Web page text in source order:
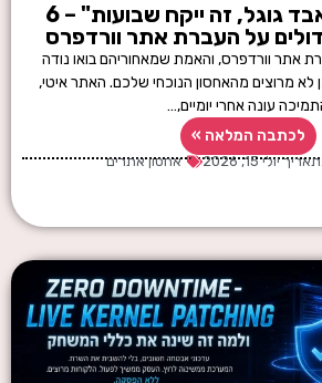
האתר ייפול, נאבד גוגל, זה ייקח שבועות" – 6
על העברת אתר וורדפרס
אתר וורדפרס, והאמת שמאחוריהם בואו נודה
מרוצים מהאחסון הנוכחי שלכם. האתר איטי,
עונה אחרי יומיים,…
לכתבה המלאה »
יולי 15, 2026 אחסון אתרים